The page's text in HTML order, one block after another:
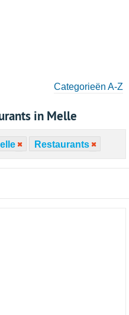
Categorieën A-Z
in Melle
Restaurants